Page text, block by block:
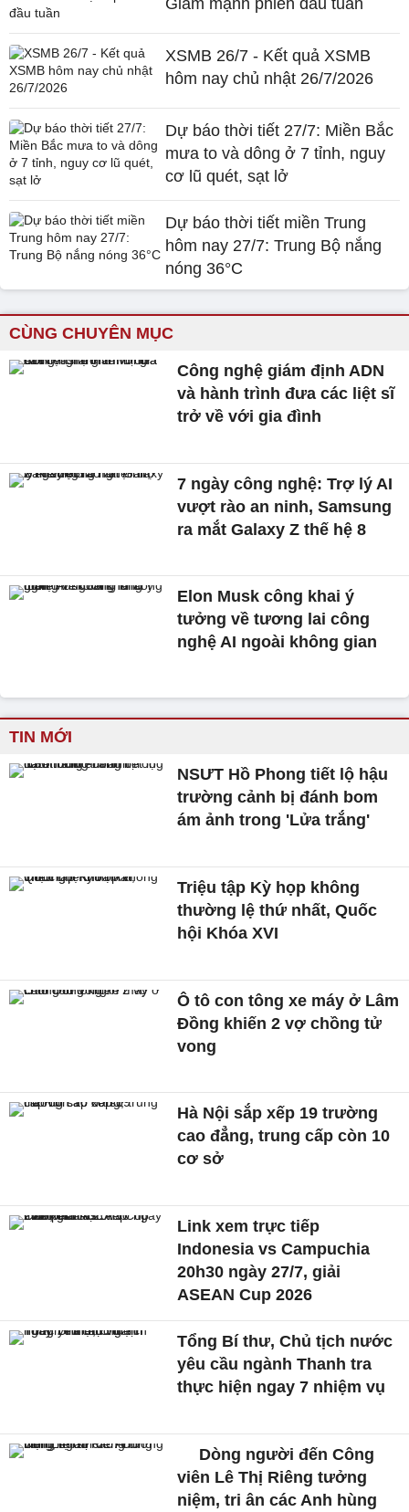
Giảm mạnh phiên đầu tuần
XSMB 26/7 - Kết quả XSMB
hôm nay chủ nhật 26/7/2026
Dự báo thời tiết 27/7: Miền Bắc
mưa to và dông ở 7 tỉnh, nguy
cơ lũ quét, sạt lở
Dự báo thời tiết miền Trung
hôm nay 27/7: Trung Bộ nắng
nóng 36°C
CÙNG CHUYÊN MỤC
Công nghệ giám định ADN
và hành trình đưa các liệt sĩ
trở về với gia đình
7 ngày công nghệ: Trợ lý AI
vượt rào an ninh, Samsung
ra mắt Galaxy Z thế hệ 8
Elon Musk công khai ý
tưởng về tương lai công
nghệ AI ngoài không gian
TIN MỚI
NSƯT Hồ Phong tiết lộ hậu
trường cảnh bị đánh bom
ám ảnh trong 'Lửa trắng'
Triệu tập Kỳ họp không
thường lệ thứ nhất, Quốc
hội Khóa XVI
Ô tô con tông xe máy ở Lâm
Đồng khiến 2 vợ chồng tử
vong
Hà Nội sắp xếp 19 trường
cao đẳng, trung cấp còn 10
cơ sở
Link xem trực tiếp
Indonesia vs Campuchia
20h30 ngày 27/7, giải
ASEAN Cup 2026
Tổng Bí thư, Chủ tịch nước
yêu cầu ngành Thanh tra
thực hiện ngay 7 nhiệm vụ
Dòng người đến Công
viên Lê Thị Riêng tưởng
niệm, tri ân các Anh hùng